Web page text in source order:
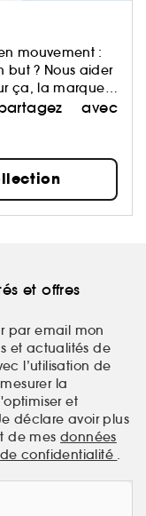
mouvement :
but ? Nous aider
ça, la marque
de produits : du
parfum, du
Avec pour
performante.
avec
et offres
par email mon
et actualités de
l’utilisation de
la
et
déclare avoir plus
de mes données
confidentialité .